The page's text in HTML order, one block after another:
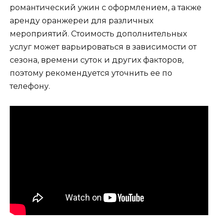
романтический ужин с оформлением, а также
аренду оранжереи для различных
мероприятий. Стоимость дополнительных
услуг может варьироваться в зависимости от
сезона, времени суток и других факторов,
поэтому рекомендуется уточнить ее по
телефону.